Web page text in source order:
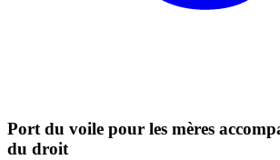
Port du voile pour les mères
du droit